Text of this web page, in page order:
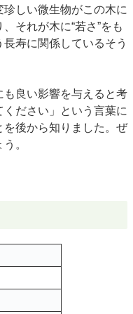
しい微生物がこの木に
それが木に“若さ”をも
寿に関係しているそう
も良い影響を与えると考
ださい」という言葉に
後から知りました。ぜ
。